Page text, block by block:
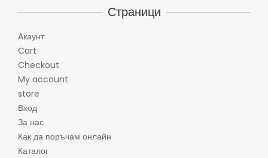
Страници
Aкаунт
Cart
Checkout
My account
store
Вход
За нас
Как да поръчам онлайн
Каталог